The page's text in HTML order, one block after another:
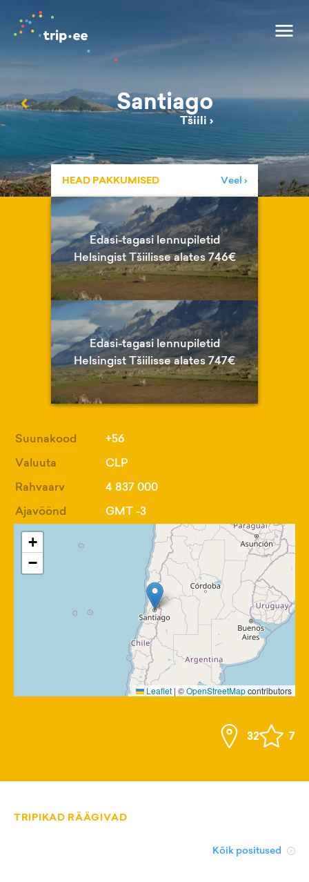
‹ Santiago
Tšiili ›
HEAD PAKKUMISED Veel ›
Edasi-tagasi lennupiletid
Helsingist Tšiilisse alates 746€
Edasi-tagasi lennupiletid
Helsingist Tšiilisse alates 747€
Suunakood
+56
Valuuta
CLP
Rahvaarv
4 837 000
Ajavöönd
GMT -3
+
−
Leaflet | ©OpenStreetMapcontributors
32 7
TRIPIKAD RÄÄGIVAD
Kõik positused